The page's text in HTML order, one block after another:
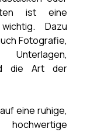
ist eine
Dazu
Fotografie,
die Art der
eine ruhige,